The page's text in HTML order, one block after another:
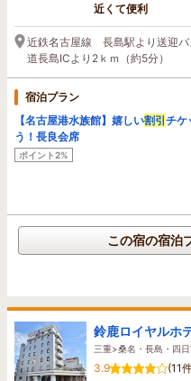
近くて便利
近鉄名古屋線 長島駅より送迎
道長島ICより2ｋｍ（約5分）
宿泊プラン
【名古屋港水族館】嬉しい割引チケ
う！長良会席
ポイント2%
この宿の宿泊
鈴鹿ロイヤルホ
三重>桑名・長島・四
3.9
(11